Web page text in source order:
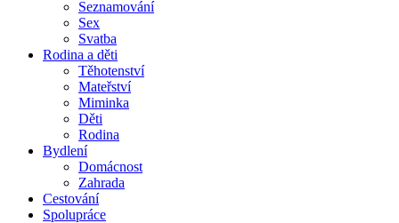
Seznamování
Sex
Svatba
Rodina a děti
Těhotenství
Mateřství
Miminka
Děti
Rodina
Bydlení
Domácnost
Zahrada
Cestování
Spolupráce